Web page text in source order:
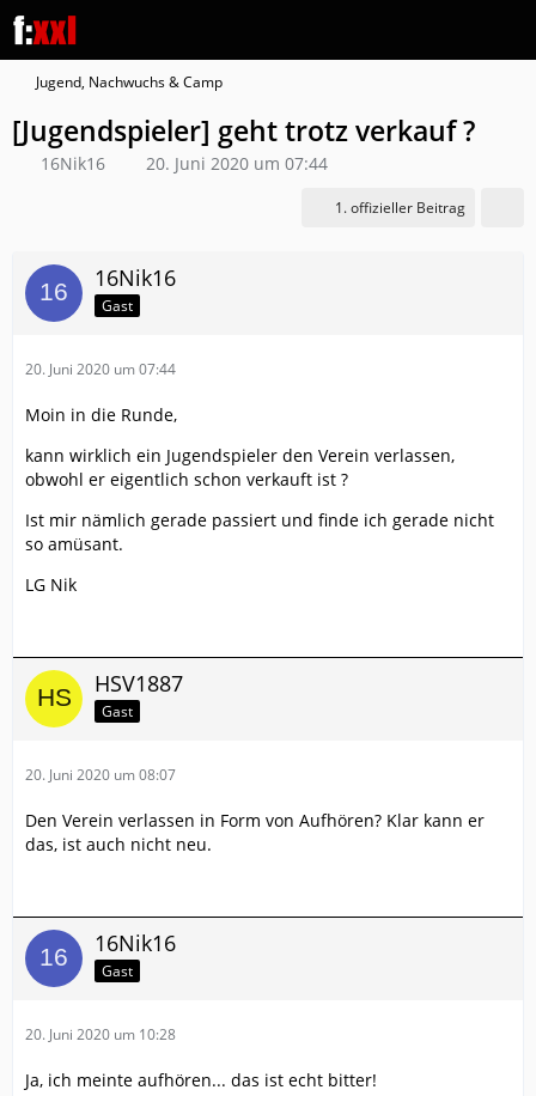
Jugend, Nachwuchs & Camp
[Jugendspieler] geht trotz verkauf ?
16Nik16 20. Juni 2020 um 07:44
1. offizieller Beitrag
16Nik16
Gast
20. Juni 2020 um 07:44
Moin in die Runde,
kann wirklich ein Jugendspieler den Verein verlassen,
obwohl er eigentlich schon verkauft ist ?
Ist mir nämlich gerade passiert und finde ich gerade nicht
so amüsant.
LG Nik
HSV1887
Gast
20. Juni 2020 um 08:07
Den Verein verlassen in Form von Aufhören? Klar kann er
das, ist auch nicht neu.
16Nik16
Gast
20. Juni 2020 um 10:28
Ja, ich meinte aufhören... das ist echt bitter!